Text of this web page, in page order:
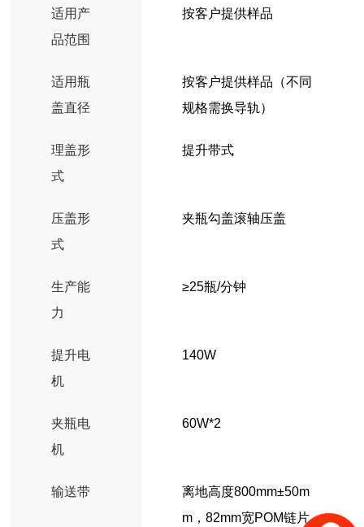
适用产
品范围
按客户提供样品
适用瓶
盖直径
按客户提供样品（不同
规格需换导轨）
理盖形
式
提升带式
压盖形
式
夹瓶勾盖滚轴压盖
生产能
力
≥25瓶/分钟
提升电
机
140W
夹瓶电
机
60W*2
输送带
离地高度800mm±50m
m，82mm宽POM链片